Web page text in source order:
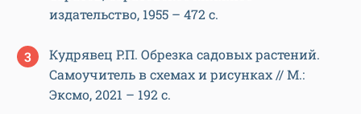
издательство, 1955 – 472 с.
Кудрявец Р.П. Обрезка садовых растений.
Самоучитель в схемах и рисунках // М.:
Эксмо, 2021 – 192 с.